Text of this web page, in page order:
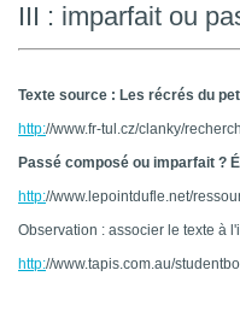
III : imparfait ou
Texte source : Les récrés du
http://www.fr-tul.cz/clanky/
Passé composé ou imparfait ?
http://www.lepointdufle.net/
Observation : associer le texte à
http://www.tapis.com.au/